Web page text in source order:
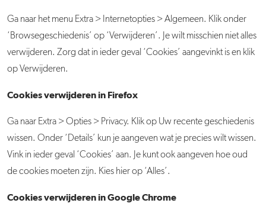
Ga naar het menu Extra > Internetopties > Algemeen. Klik onder
‘Browsegeschiedenis’ op ‘Verwijderen’. Je wilt misschien niet alles
verwijderen. Zorg dat in ieder geval ‘Cookies’ aangevinkt is en klik
op Verwijderen.
Cookies verwijderen in Firefox
Ga naar Extra > Opties > Privacy. Klik op Uw recente geschiedenis
wissen. Onder ‘Details’ kun je aangeven wat je precies wilt wissen.
Vink in ieder geval ‘Cookies’ aan. Je kunt ook aangeven hoe oud
de cookies moeten zijn. Kies hier op ‘Alles’.
Cookies verwijderen in Google Chrome